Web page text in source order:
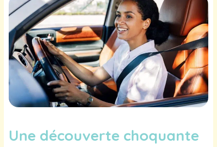
Une découverte choquante